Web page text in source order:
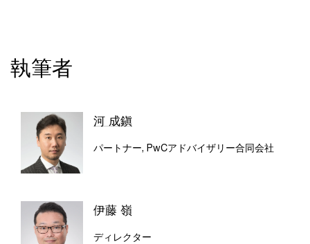
執筆者
河 成鎭
パートナー, PwCアドバイザリー合同会社
伊藤 嶺
ディレクター